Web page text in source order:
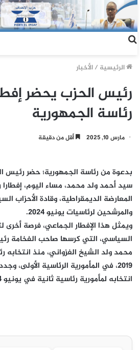
الرئيسية /الأخبار
رئيس الحزب يحضر
رئاسة الجمهورية
مارس 10, 2025 أقل من دقيقة
بدعوة من رئاسة الجمهورية؛ حضر رئيس
سيد أحمد ولد محمد، مساء اليوم،
المعارضة الديمقراطية، وقادة الأحزاب
والمرشحين لرئاسيات يونيو 2024.
ويمثل هذا الإفطار الجماعي، فرصة أخرى
السياسي، التي كرسها صاحب الفخامة
محمد ولد الشيخ الغزواني، منذ انتخابه
2019، في المأمورية الرئاسية الأولى،
انتخابه لمأمورية رئاسية ثانية في يونيو 2024.